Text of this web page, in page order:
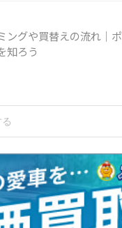
ングや買替えの流れ｜ポ
知ろう